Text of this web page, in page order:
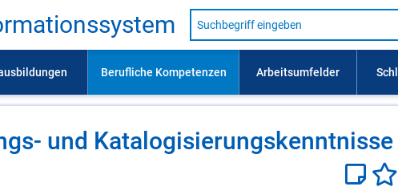
Suche
nach
Lehrausbildung,
usw.
und Ka­ta­lo­gi­sie­rungs­kennt­nis­se